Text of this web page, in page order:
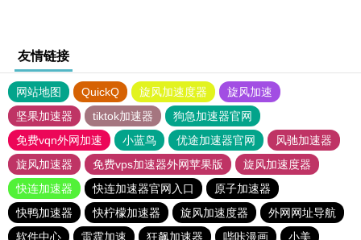
友情链接
网站地图 QuickQ 旋风加速度器
旋风加速
坚果加速器
tiktok加速器
狗急加速器官网
免费vqn外网加速
小蓝鸟 优途加速器官网
风驰加速器
旋风加速器
免费vps加速器外网苹果版
旋风加速度器
快连加速器
快连加速器官网入口
原子加速器
快鸭加速器
快柠檬加速器 旋风加速度器
外网网址导航
软件中心
雷霆加速 狂飙加速器 哔咔漫画
小美